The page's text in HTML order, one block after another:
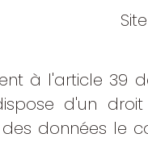
à l'article 39
d'un
données le